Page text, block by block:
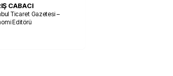
CABACI
Ticaret Gazetesi –
Editörü